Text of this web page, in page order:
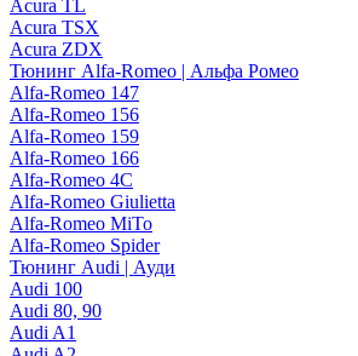
Acura TL
Acura TSX
Acura ZDX
Тюнинг Alfa-Romeo | Альфа Ромео
Alfa-Romeo 147
Alfa-Romeo 156
Alfa-Romeo 159
Alfa-Romeo 166
Alfa-Romeo 4C
Alfa-Romeo Giulietta
Alfa-Romeo MiTo
Alfa-Romeo Spider
Тюнинг Audi | Ауди
Audi 100
Audi 80, 90
Audi A1